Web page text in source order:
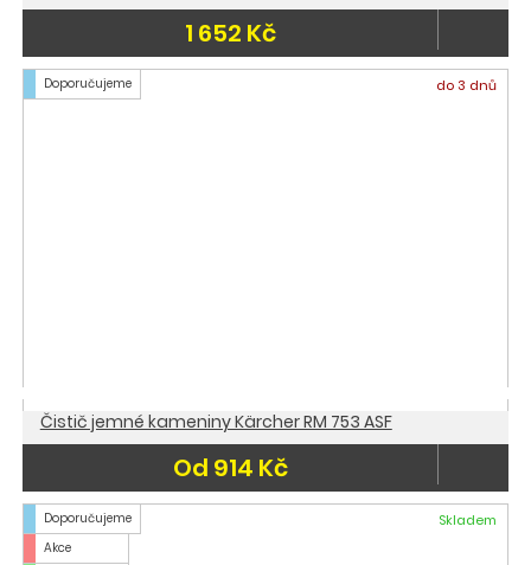
1 652 Kč
Doporučujeme do 3 dnů
Čistič jemné kameniny Kärcher RM 753 ASF
Od 914 Kč
Doporučujeme
Akce
Skladem